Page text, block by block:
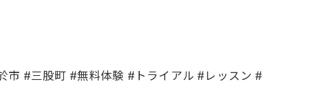
#三股町 #無料体験 #トライアル #レッスン #